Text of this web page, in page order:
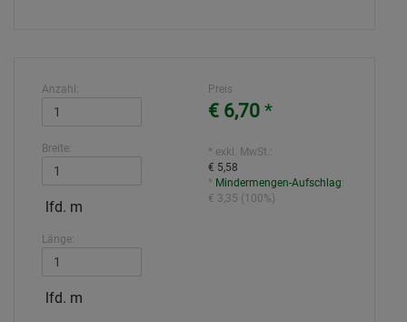
Anzahl:
Breite:
lfd. m
Länge:
lfd. m
Preis
€ 6,70 *
* exkl. MwSt.:
€ 5,58
* Mindermengen-Aufschlag:
€ 3,35 (100%)